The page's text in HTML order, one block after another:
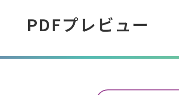
PDFプレビュー